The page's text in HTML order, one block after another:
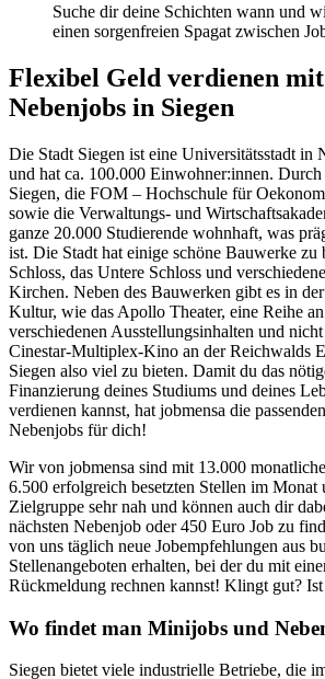
Suche dir deine Schichten wann und
einen sorgenfreien Spagat zwischen
Flexibel Geld verdienen
Nebenjobs in Siegen
Die Stadt Siegen ist eine Universitätsstadt in
und hat ca. 100.000 Einwohner:innen.
Siegen, die FOM – Hochschule für
sowie die Verwaltungs- und
ganze 20.000 Studierende wohnhaft, was
ist. Die Stadt hat einige schöne Bauwerke zu
Schloss, das Untere Schloss und
Kirchen. Neben des Bauwerken gibt es in
Kultur, wie das Apollo Theater, eine Reihe
verschiedenen Ausstellungsinhalten und
Cinestar-Multiplex-Kino an der Reichwalds
Siegen also viel zu bieten. Damit du das
Finanzierung deines Studiums und deines
verdienen kannst, hat jobmensa die
Nebenjobs für dich!
Wir von jobmensa sind mit 13.000
6.500 erfolgreich besetzten Stellen im Monat
Zielgruppe sehr nah und können auch dir
nächsten Nebenjob oder 450 Euro Job zu
von uns täglich neue Jobempfehlungen aus
Stellenangeboten erhalten, bei der du mit
Rückmeldung rechnen kannst! Klingt gut? Ist
Wo findet man Minijobs und
Siegen bietet viele industrielle Betriebe, die